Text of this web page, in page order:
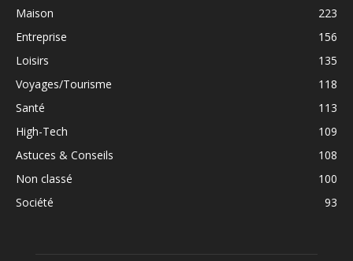
Maison
223
Entreprise
156
Loisirs
135
Voyages/Tourisme
118
Santé
113
High-Tech
109
Astuces & Conseils
108
Non classé
100
Société
93